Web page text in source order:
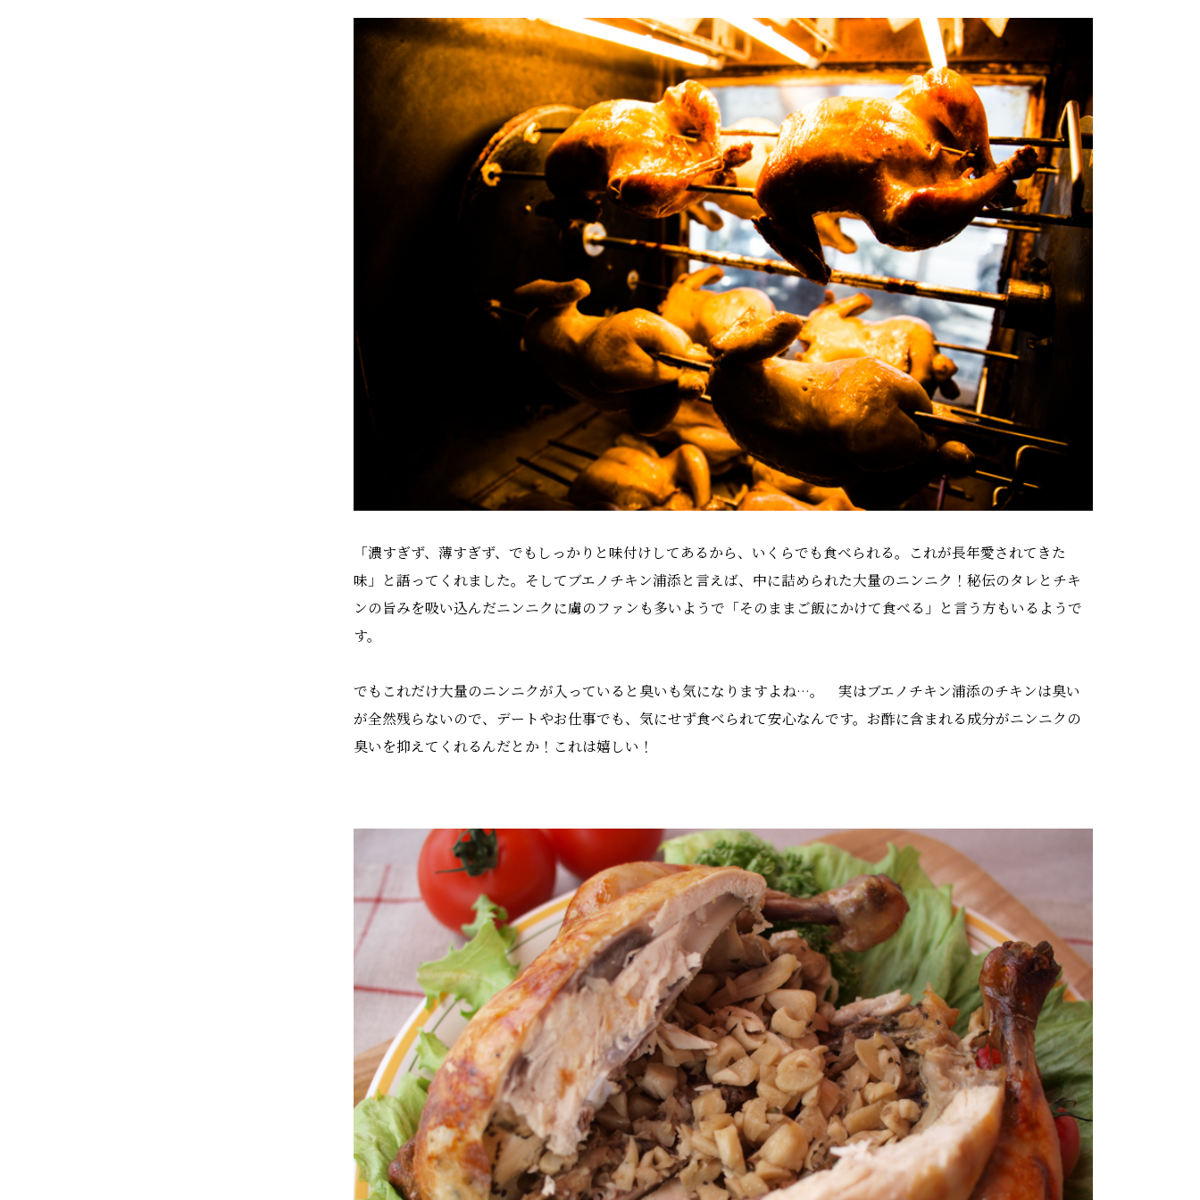
「濃すぎず、薄すぎず、でもしっかりと味付けしてあるから、いくらでも食べられる。これが長年愛されてきた
味」と語ってくれました。そしてブエノチキン浦添と言えば、中に詰められた大量のニンニク！秘伝のタレとチキ
ンの旨みを吸い込んだニンニクに虜のファンも多いようで「そのままご飯にかけて食べる」と言う方もいるようで
す。
でもこれだけ大量のニンニクが入っていると臭いも気になりますよね…。 実はブエノチキン浦添のチキンは臭い
が全然残らないので、デートやお仕事でも、気にせず食べられて安心なんです。お酢に含まれる成分がニンニクの
臭いを抑えてくれるんだとか！これは嬉しい！